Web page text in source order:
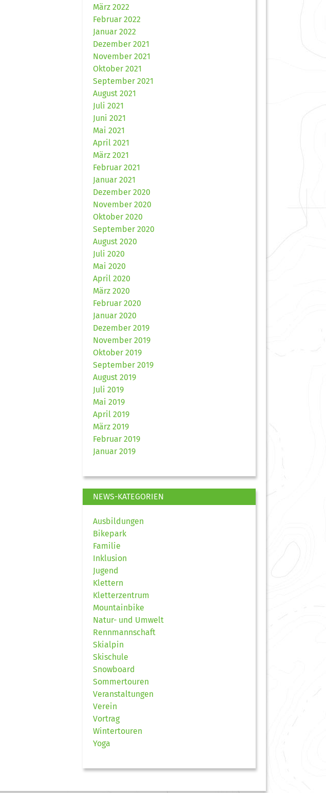
März 2022
Februar 2022
Januar 2022
Dezember 2021
November 2021
Oktober 2021
September 2021
August 2021
Juli 2021
Juni 2021
Mai 2021
April 2021
März 2021
Februar 2021
Januar 2021
Dezember 2020
November 2020
Oktober 2020
September 2020
August 2020
Juli 2020
Mai 2020
April 2020
März 2020
Februar 2020
Januar 2020
Dezember 2019
November 2019
Oktober 2019
September 2019
August 2019
Juli 2019
Mai 2019
April 2019
März 2019
Februar 2019
Januar 2019
NEWS-KATEGORIEN
Ausbildungen
Bikepark
Familie
Inklusion
Jugend
Klettern
Kletterzentrum
Mountainbike
Natur- und Umwelt
Rennmannschaft
Skialpin
Skischule
Snowboard
Sommertouren
Veranstaltungen
Verein
Vortrag
Wintertouren
Yoga